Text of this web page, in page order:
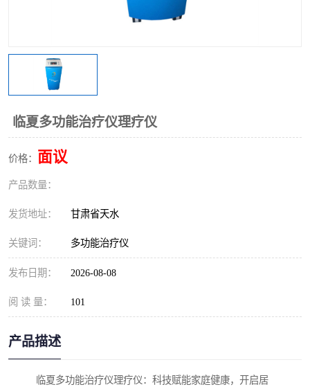
临夏多功能治疗仪理疗仪
价格： 面议
产品数量：
发货地址： 甘肃省天水
关键词： 多功能治疗仪
发布日期： 2026-08-08
阅 读 量： 101
产品描述
临夏多功能治疗仪理疗仪：科技赋能家庭健康，开启居